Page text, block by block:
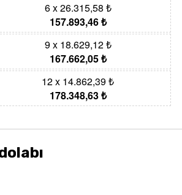
6 x 26.315,58 ₺
157.893,46 ₺
9 x 18.629,12 ₺
167.662,05 ₺
12 x 14.862,39 ₺
178.348,63 ₺